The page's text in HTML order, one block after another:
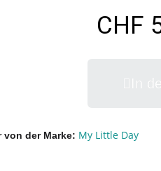
CHF
von der Marke My Little Day